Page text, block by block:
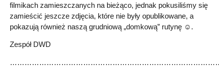
filmikach zamieszczanych na bieżąco, jednak pokusiliśmy się
zamieścić jeszcze zdjęcia, które nie były opublikowane, a
pokazują również naszą grudniową „domkową” rutynę ☺.
Zespół DWD